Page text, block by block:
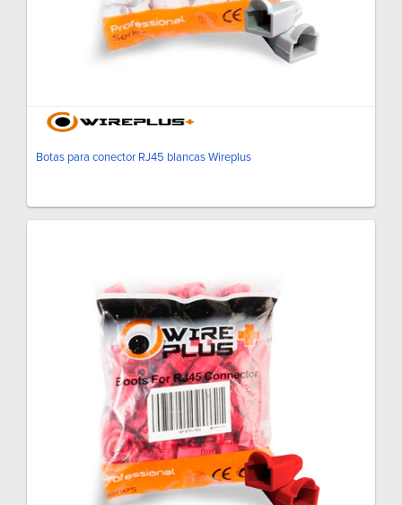
Botas para conector RJ45 blancas Wireplus